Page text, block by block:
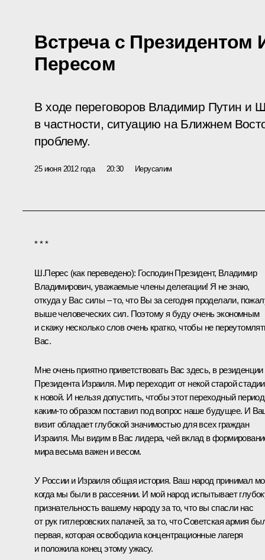
Встреча с
Пересом
В ходе переговоров Владимир Путин и
в частности, ситуацию на Ближнем
проблему.
25 июня 2012 года 20:30 Иерусалим
* * *
Ш.Перес (как переведено): Господин Президент, Владимир
Владимирович, уважаемые члены делегации! Я не знаю,
откуда у Вас силы – то, что Вы за сегодня проделали,
выше человеческих сил. Поэтому я буду очень экономным
и скажу несколько слов очень кратко, чтобы не
Вас.
Мне очень приятно приветствовать Вас здесь, в резиденции
Президента Израиля. Мир переходит от некой старой стадии
к новой. И нельзя допустить, чтобы этот переходный период
каким‑то образом поставил под вопрос наше будущее. И
визит обладает глубокой значимостью для всех граждан
Израиля. Мы видим в Вас лидера, чей вклад в
мира весьма важен и весом.
У России и Израиля общая история. Ваш народ принимал
когда мы были в рассеянии. И мой народ испытывает
признательность вашему народу за то, что вы спасли нас
от рук гитлеровских палачей, за то, что Советская армия
первая, которая освободила концентрационные лагеря
и положила конец этому ужасу.